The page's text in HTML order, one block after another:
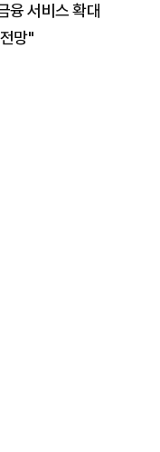
융 서비스 확대
망"